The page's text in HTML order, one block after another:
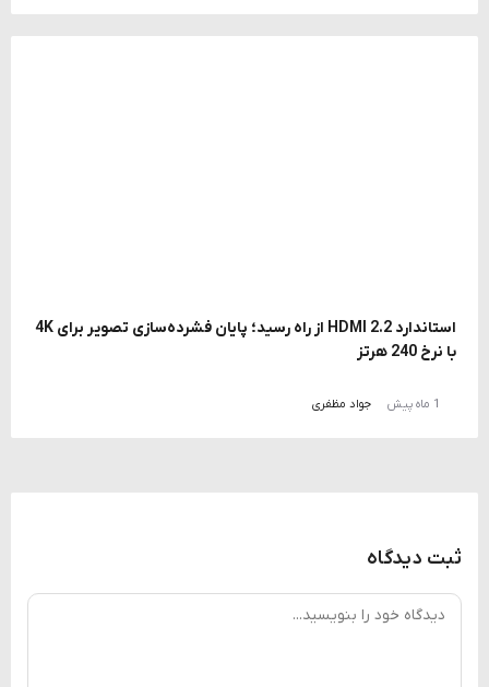
استاندارد HDMI 2.2 از راه رسید؛ پایان فشرده‌سازی تصویر برای 4K
با نرخ 240 هرتز
1 ماه پیش جواد مظفری
ثبت دیدگاه